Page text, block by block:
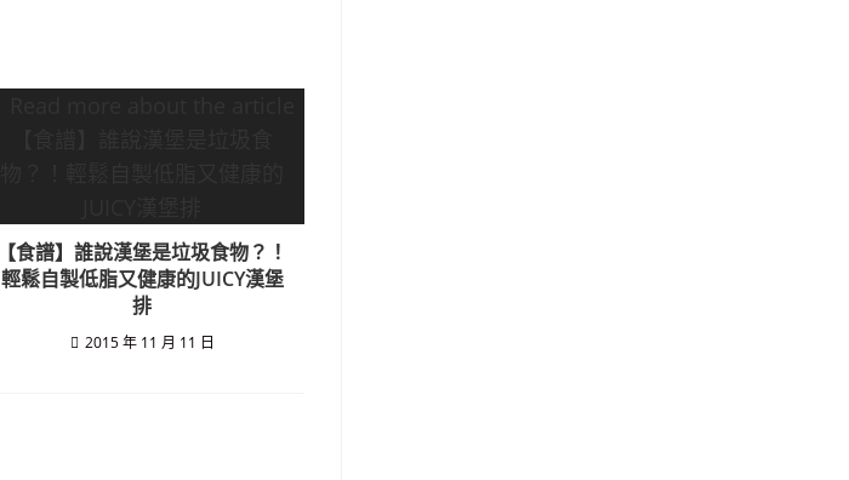
【食譜】誰說漢堡是垃圾食物？！
輕鬆自製低脂又健康的JUICY漢堡
排
2015 年 11 月 11 日